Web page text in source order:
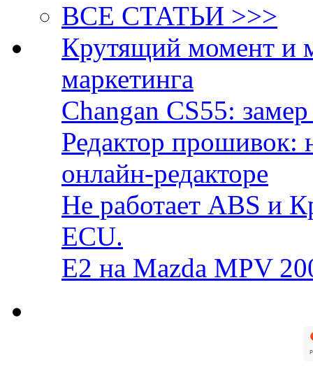
ВСЕ СТАТЬИ >>>
Крутящий момент и
маркетинга
Changan CS55:
Редактор прошивок:
онлайн-редакторе
Не работает ABS и
ECU.
E2 на Mazda MPV